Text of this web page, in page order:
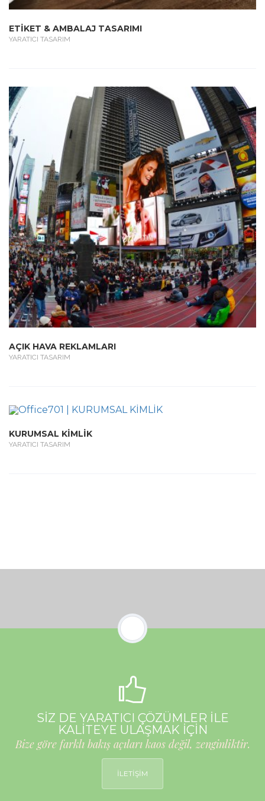
ETİKET & AMBALAJ TASARIMI
YARATICI TASARIM
AÇIK HAVA REKLAMLARI
YARATICI TASARIM
KURUMSAL KİMLİK
YARATICI TASARIM
SİZ DE YARATICI ÇÖZÜMLER İLE
KALİTEYE ULAŞMAK İÇİN
Bize göre farklı bakış açıları kaos değil, zenginliktir.
İLETİŞİM